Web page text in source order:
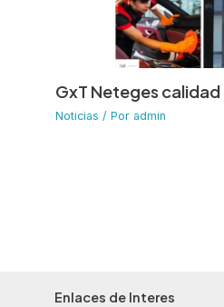
GxT Neteges calidad
Noticias / Por admin
Enlaces de Interes